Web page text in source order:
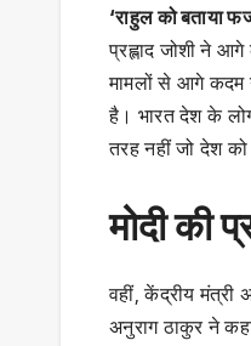
‘राहुल को बताया
प्रह्लाद जोशी ने
मामलों से आगे कदम
है। भारत देश के
तरह नहीं जो देश
मोदी की
वहीं, केंद्रीय मंत्री
अनुराग ठाकुर ने